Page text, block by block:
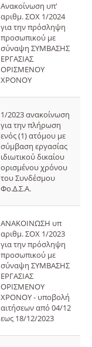
Ανακοίνωση υπ'
αριθμ. ΣΟΧ 1/2024
για την πρόσληψη
προσωπικού με
σύναψη ΣΥΜΒΑΣΗΣ
ΕΡΓΑΣΙΑΣ
ΟΡΙΣΜΕΝΟΥ
ΧΡΟΝΟΥ
1/2023 ανακοίνωση
για την πλήρωση
ενός (1) ατόμου με
σύμβαση εργασίας
ιδιωτικού δικαίου
ορισμένου χρόνου
του Συνδέσμου
Φο.Δ.Σ.Α.
ΑΝΑΚΟΙΝΩΣΗ υπ
αριθμ. ΣΟΧ 1/2023
για την πρόσληψη
προσωπικού με
σύναψη ΣΥΜΒΑΣΗΣ
ΕΡΓΑΣΙΑΣ
ΟΡΙΣΜΕΝΟΥ
ΧΡΟΝΟΥ - υποβολή
αιτήσεων από 04/12
εως 18/12/2023